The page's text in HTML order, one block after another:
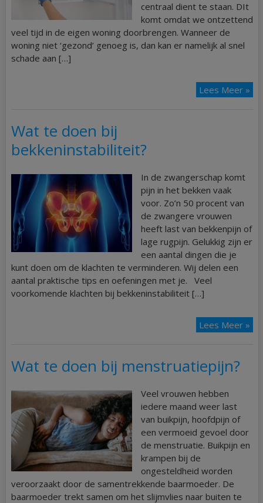
centraal dient te staan. DIt
komt omdat we ontzettend
veel tijd in de eigen woning doorbrengen. Wanneer de
woning niet ‘gezond’ genoeg is, dan kan er namelijk al snel
schade aan […]
Lees Meer »
Wat te doen bij
bekkeninstabiliteit?
In de zwangerschap komt
pijn in het bekken vaak
voor. Zo’n 50 procent van
de zwangere vrouwen
heeft last van bekkenpijn of
lage rugpijn. Gelukkig zijn er
een aantal dingen die je
kunt doen om de klachten te verminderen. Wij delen een
aantal praktische tips en oefeningen met je. Veel
voorkomende klachten bij bekkeninstabiliteit […]
Lees Meer »
Wat te doen bij menstruatiepijn?
Veel vrouwen hebben
iedere maand weer last
van buikpijn, hoofdpijn of
een vermoeid gevoel door
de menstruatie. Buikpijn en
krampen bij de
ongesteldheid worden
veroorzaakt door de samentrekkende baarmoeder. De
baarmoeder trekt samen om het slijmvlies naar buiten te